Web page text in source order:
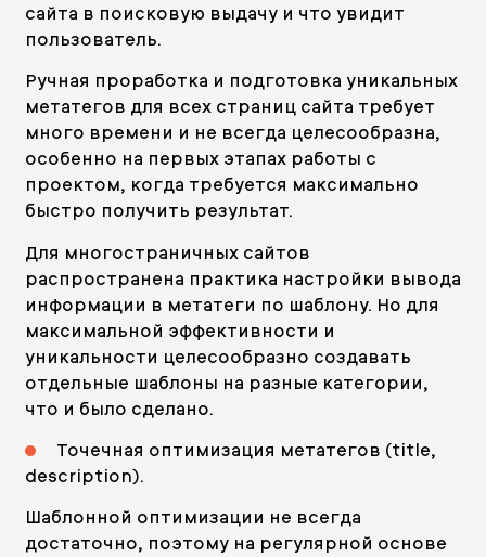
сайта в поисковую выдачу и что увидит
пользователь.
Ручная проработка и подготовка уникальных
метатегов для всех страниц сайта требует
много времени и не всегда целесообразна,
особенно на первых этапах работы с
проектом, когда требуется максимально
быстро получить результат.
Для многостраничных сайтов
распространена практика настройки вывода
информации в метатеги по шаблону. Но для
максимальной эффективности и
уникальности целесообразно создавать
отдельные шаблоны на разные категории,
что и было сделано.
Точечная оптимизация метатегов (title,
description).
Шаблонной оптимизации не всегда
достаточно, поэтому на регулярной основе